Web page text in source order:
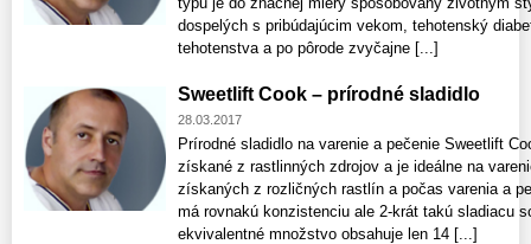
dospelých s pribúdajúcim vekom, tehotenský
tehotenstva a po pôrode zvyčajne [...]
Sweetlift Cook – prírodné sladidlo
28.03.2017
Prírodné sladidlo na varenie a pečenie Sweetlift
získané z rastlinných zdrojov a je ideálne na
získaných z rozličných rastlín a počas varenia a
má rovnakú konzistenciu ale 2-krát takú sladiacu
ekvivalentné množstvo obsahuje len 14 [...]